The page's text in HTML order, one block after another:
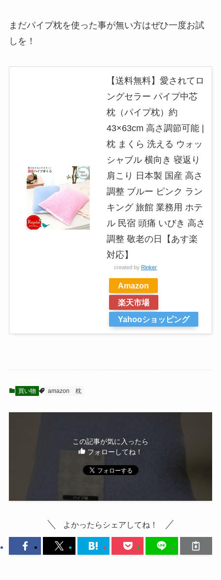
まだパイプ枕を使った事が無い方はぜひ一度お試
しを！
【送料無料】愛されてロ
ングセラー パイプ中芯
枕（パイプ枕）約
43×63cm 高さ調節可能 |
枕 まくら 洗える ウォッ
シャブル 横向き 寝返り
肩こり 日本製 国産 高さ
調整 ブルー ピンク ラン
キング 旅館 業務用 ホテ
ル 民宿 頭痛 いびき 高さ
調整 敬老の日【あす楽
対応】
created by Rinker
Amazon
楽天市場
Yahooショッピング
買い物 amazon 枕
この記事が気に入ったら
フォローしてね！
よかったらシェアしてね！